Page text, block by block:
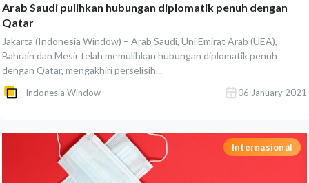
Arab Saudi pulihkan hubungan diplomatik penuh dengan
Qatar
Jakarta (Indonesia Window) – Arab Saudi, Uni Emirat Arab (UEA),
Bahrain dan Mesir telah memulihkan hubungan diplomatik penuh
dengan Qatar, mengakhiri perselisih...
Indonesia Window 06 January 2021
Internasional